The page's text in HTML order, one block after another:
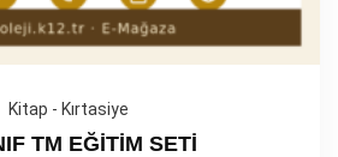
Kitap - Kırtasiye
TM EĞİTİM SETİ